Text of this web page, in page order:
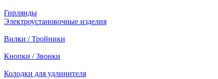
Гирлянды
Электроустановочные изделия
Вилки / Тройники
Кнопки / Звонки
Колодки для удлинителя